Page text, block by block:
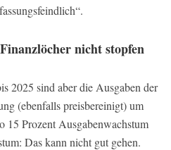
nicht stopfen
2025 sind aber die Ausgaben der
(ebenfalls preisbereinigt) um
15 Prozent Ausgabenwachstum
Das kann nicht gut gehen.